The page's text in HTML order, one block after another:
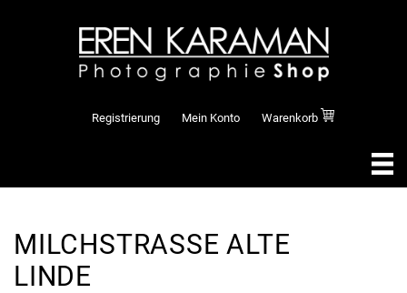
Registrierung Mein Konto Warenkorb
MILCHSTRASSE ALTE L
INDE